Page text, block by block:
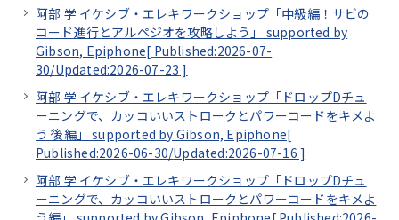
阿部 学 イケシブ・エレキワークショップ「中級編！サビの
コード進行とアルペジオを攻略しよう」 supported by
Gibson, Epiphone[ Published:2026-07-
30/Updated:2026-07-23 ]
阿部 学 イケシブ・エレキワークショップ「ドロップDチュ
ーニングで、カッコいいストロークとパワーコードをキメよ
う 後編」 supported by Gibson, Epiphone[
Published:2026-06-30/Updated:2026-07-16 ]
阿部 学 イケシブ・エレキワークショップ「ドロップDチュ
ーニングで、カッコいいストロークとパワーコードをキメよ